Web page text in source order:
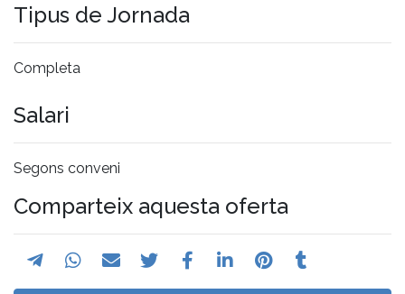
Tipus de Jornada
Completa
Salari
Segons conveni
Comparteix aquesta oferta